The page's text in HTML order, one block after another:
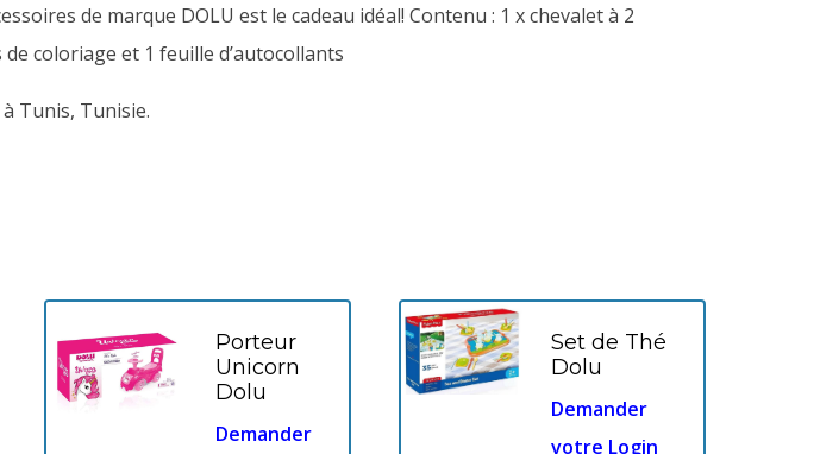
de marque DOLU est le cadeau idéal! Contenu : 1 x chevalet à 2
coloriage et 1 feuille d’autocollants
Tunis, Tunisie.
Porteur
Unicorn
Dolu
Demander
Set de Thé
Dolu
Demander
votre Login